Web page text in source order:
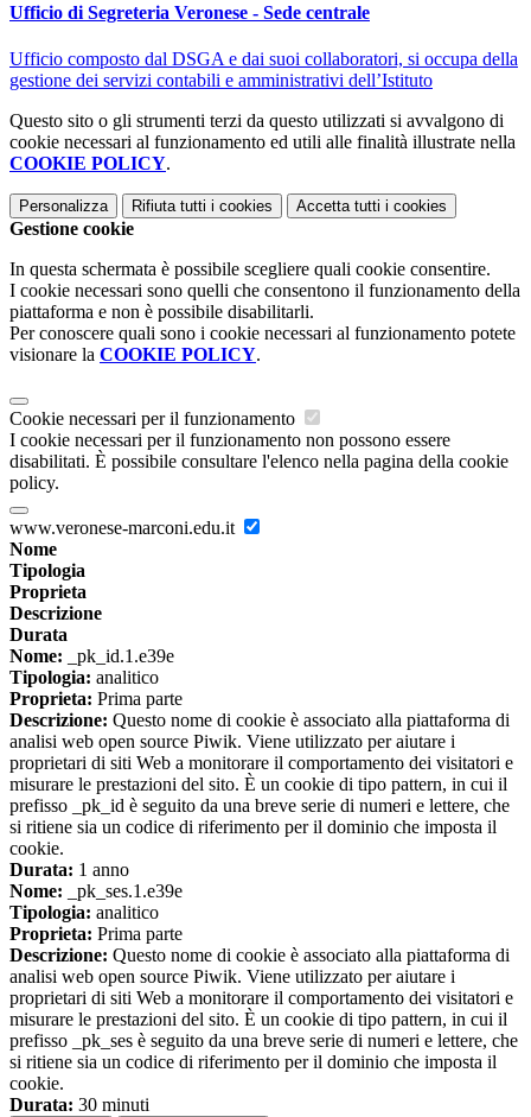
Ufficio di Segreteria Veronese - Sede centrale
Ufficio composto dal DSGA e dai suoi collaboratori, si occupa della
gestione dei servizi contabili e amministrativi dell’Istituto
Questo sito o gli strumenti terzi da questo utilizzati si avvalgono di
cookie necessari al funzionamento ed utili alle finalità illustrate nella
COOKIE POLICY.
Personalizza Rifiuta tutti i cookies Accetta tutti i cookies
Gestione cookie
In questa schermata è possibile scegliere quali cookie consentire.
I cookie necessari sono quelli che consentono il funzionamento della
piattaforma e non è possibile disabilitarli.
Per conoscere quali sono i cookie necessari al funzionamento potete
visionare la COOKIE POLICY.
Cookie necessari per il funzionamento
I cookie necessari per il funzionamento non possono essere
disabilitati. È possibile consultare l'elenco nella pagina della cookie
policy.
www.veronese-marconi.edu.it
Nome
Tipologia
Proprieta
Descrizione
Durata
Nome: _pk_id.1.e39e
Tipologia: analitico
Proprieta: Prima parte
Descrizione: Questo nome di cookie è associato alla piattaforma di
analisi web open source Piwik. Viene utilizzato per aiutare i
proprietari di siti Web a monitorare il comportamento dei visitatori e
misurare le prestazioni del sito. È un cookie di tipo pattern, in cui il
prefisso _pk_id è seguito da una breve serie di numeri e lettere, che
si ritiene sia un codice di riferimento per il dominio che imposta il
cookie.
Durata: 1 anno
Nome: _pk_ses.1.e39e
Tipologia: analitico
Proprieta: Prima parte
Descrizione: Questo nome di cookie è associato alla piattaforma di
analisi web open source Piwik. Viene utilizzato per aiutare i
proprietari di siti Web a monitorare il comportamento dei visitatori e
misurare le prestazioni del sito. È un cookie di tipo pattern, in cui il
prefisso _pk_ses è seguito da una breve serie di numeri e lettere, che
si ritiene sia un codice di riferimento per il dominio che imposta il
cookie.
Durata: 30 minuti